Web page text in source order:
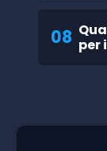
08 per